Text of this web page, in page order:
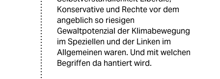
Konservative und Rechte vor dem
angeblich so riesigen
Gewaltpotenzial der Klimabewegung
im Speziellen und der Linken im
Allgemeinen waren. Und mit welchen
Begriffen da hantiert wird.